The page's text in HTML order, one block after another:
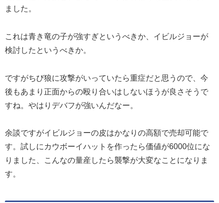
ました。
これは青き竜の子が強すぎというべきか、イビルジョーが
検討したというべきか。
ですがちび狼に攻撃がいっていたら重症だと思うので、今
後もあまり正面からの殴り合いはしないほうが良さそうで
すね。やはりデバフが強いんだなー。
余談ですがイビルジョーの皮はかなりの高額で売却可能で
す。試しにカウボーイハットを作ったら価値が6000位にな
りました、こんなの量産したら襲撃が大変なことになりま
す。